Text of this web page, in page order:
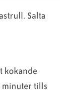
Salta
kokande
minuter tills